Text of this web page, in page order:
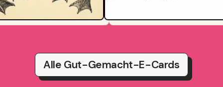
Alle Gut-Gemacht-E-Cards